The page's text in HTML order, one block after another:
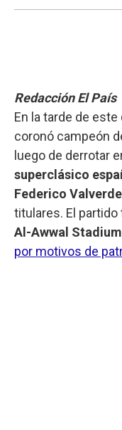
Redacción El País
En la tarde de este
coronó campeón
luego de derrotar
superclásico
Federico Valverde
titulares. El partido
Al-Awwal Stadium
por motivos de